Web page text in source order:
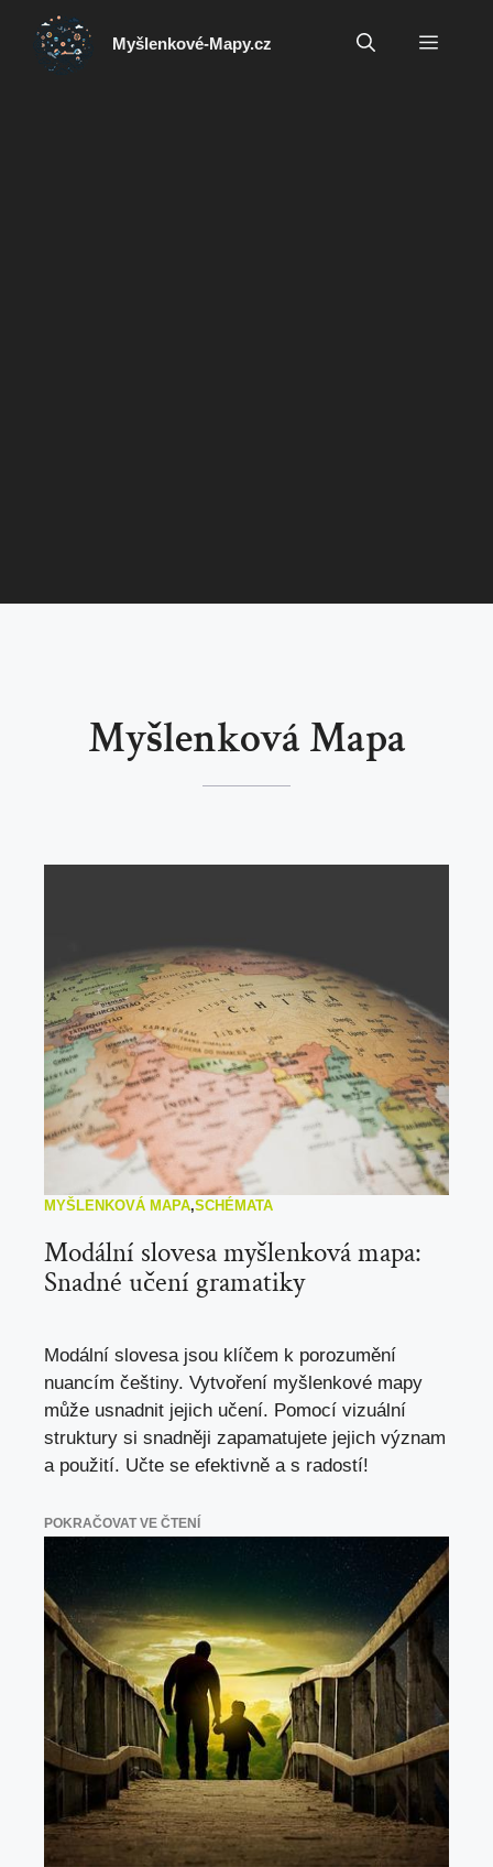
Přeskočit
obsah
Myšlenkové-Mapy.cz Menu
Myšlenková Mapa
MYŠLENKOVÁ MAPA,SCHÉMATA
Modální slovesa myšlenková mapa:
Snadné učení gramatiky
Modální slovesa jsou klíčem k porozumění
nuancím češtiny. Vytvoření myšlenkové mapy
může usnadnit jejich učení. Pomocí vizuální
struktury si snadněji zapamatujete jejich význam
a použití. Učte se efektivně a s radostí!
POKRAČOVAT VE ČTENÍ